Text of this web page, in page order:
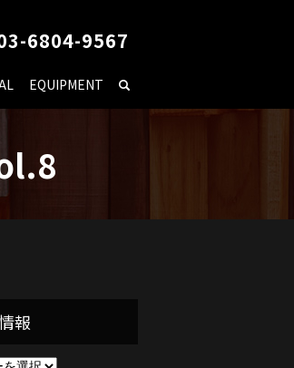
EQUIPMENT
6804-9567